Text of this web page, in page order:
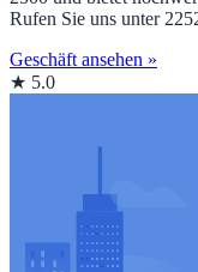
Rufen Sie uns unter
Geschäft ansehen »
★ 5.0